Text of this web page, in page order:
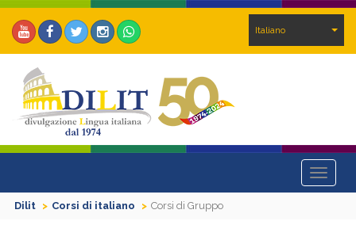
Italiano
Toggle
Dilit
Corsi di italiano Corsi di Gruppo